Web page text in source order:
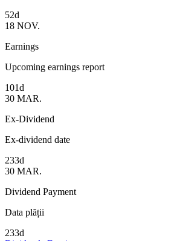
52d
18 NOV.
Earnings
Upcoming earnings report
101d
30 MAR.
Ex-Dividend
Ex-dividend date
233d
30 MAR.
Dividend Payment
Data plății
233d